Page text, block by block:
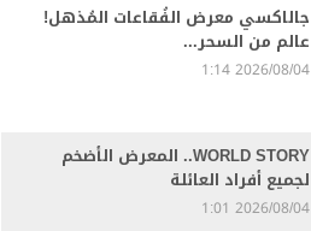
جالاكسي معرض الفُقاعات المُذهل!
عالم من السحر...
2026/08/04 1:14
WORLD STORY.. المعرض الأضخم
لجميع أفراد العائلة
2026/08/04 1:01